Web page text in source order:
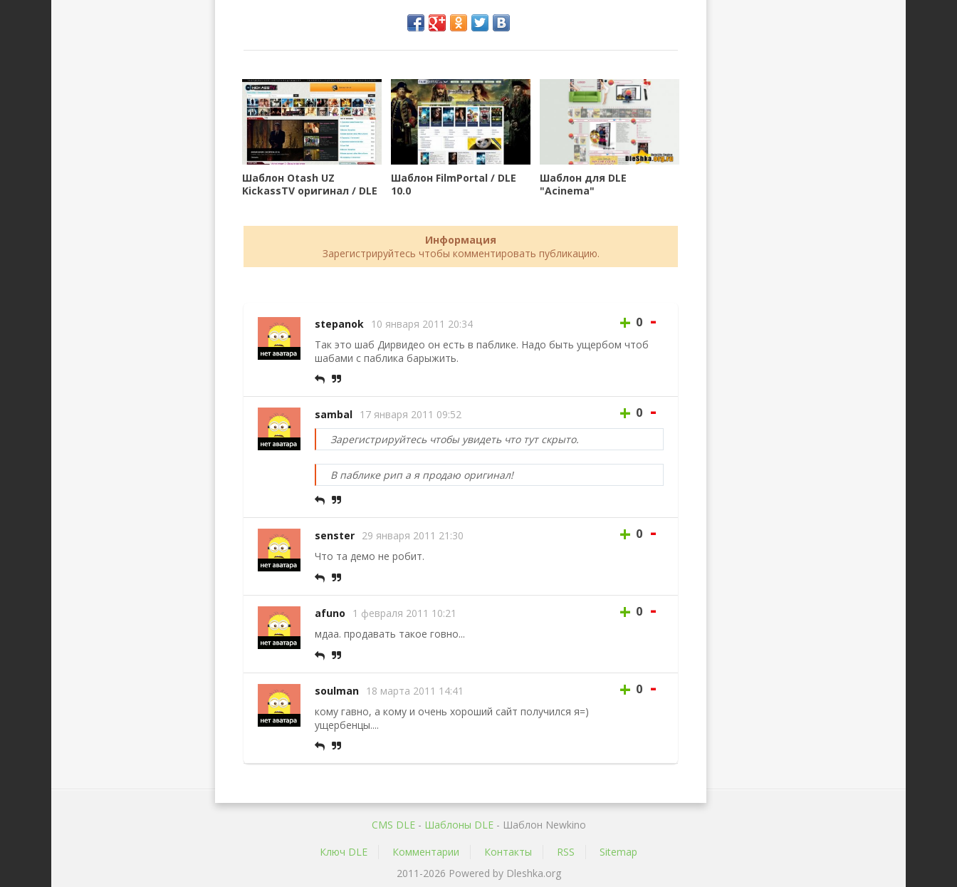
Шаблон Otash UZ
KickassTV оригинал / DLE
Шаблон FilmPortal / DLE
10.0
Шаблон для DLE
"Acinema"
Информация
Зарегистрируйтесь чтобы комментировать публикацию.
stepanok 10 января 2011 20:34 + 0 -
Так это шаб Дирвидео он есть в паблике. Надо быть ущербом чтоб
шабами с паблика барыжить.
sambal 17 января 2011 09:52 + 0 -
Зарегистрируйтесь чтобы увидеть что тут скрыто.
В паблике рип а я продаю оригинал!
senster 29 января 2011 21:30 + 0 -
Что та демо не робит.
afuno 1 февраля 2011 10:21 + 0 -
мдаа. продавать такое говно...
soulman 18 марта 2011 14:41 + 0 -
кому гавно, а кому и очень хороший сайт получился я=)
ущербенцы....
CMS DLE- Шаблоны DLE- Шаблон Newkino
Ключ DLE
Комментарии Контакты RSS
Sitemap
2011-2026 Powered by Dleshka.org